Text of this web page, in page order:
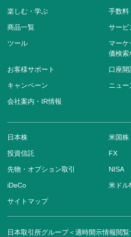
楽しむ・学ぶ 手数料
商品一覧 サービ
ツール
マー
価検索
お客様サポート 口座開
キャンペーン ニュー
会社案内・IR情報
日本株 米国株
投資信託 FX
先物・オプション取引 NISA
iDeCo 米ドル
サイトマップ
日本取引所グループ＜適時開示情報閲覧